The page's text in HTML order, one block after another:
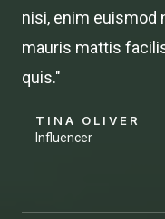
5
nisi, enim euismod
mauris mattis
quis."
TINA OLIVER
Influencer